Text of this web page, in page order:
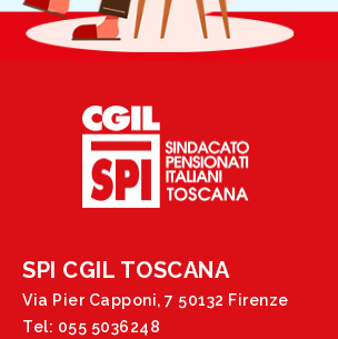
SPI CGIL TOSCANA
Via Pier Capponi, 7 50132 Firenze
Tel: 055 5036248